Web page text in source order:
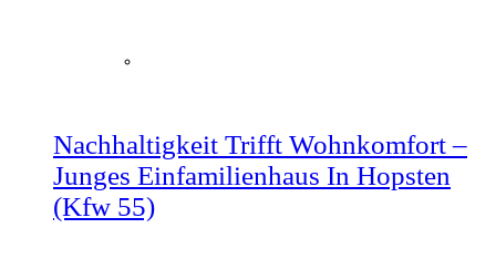
Nachhaltigkeit Trifft Wohnkomfort –
Junges Einfamilienhaus In Hopsten
(kfw 55)